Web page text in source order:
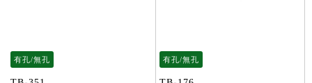
有孔/無孔 有孔/無孔